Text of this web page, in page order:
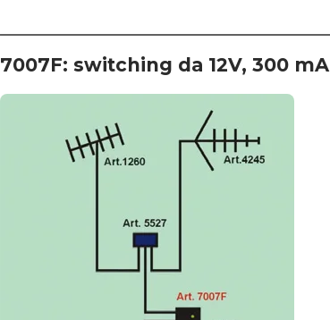
7007F: switching da 12V, 300 mA